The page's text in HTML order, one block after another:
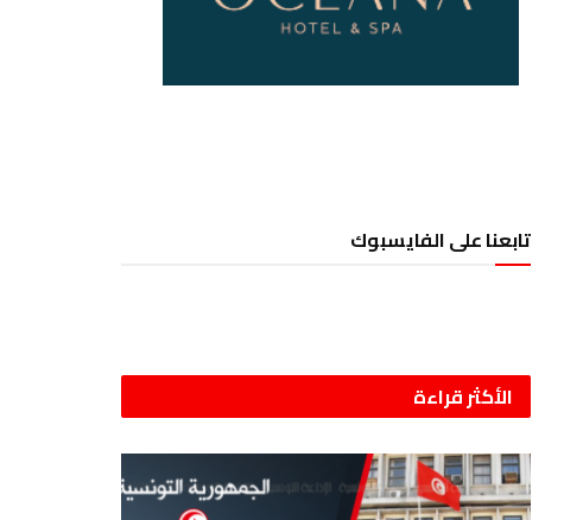
تابعنا على الفايسبوك
الأكثر قراءة